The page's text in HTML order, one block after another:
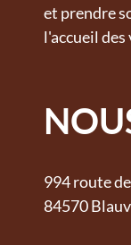
et prendre
l'accueil
994 route
84570